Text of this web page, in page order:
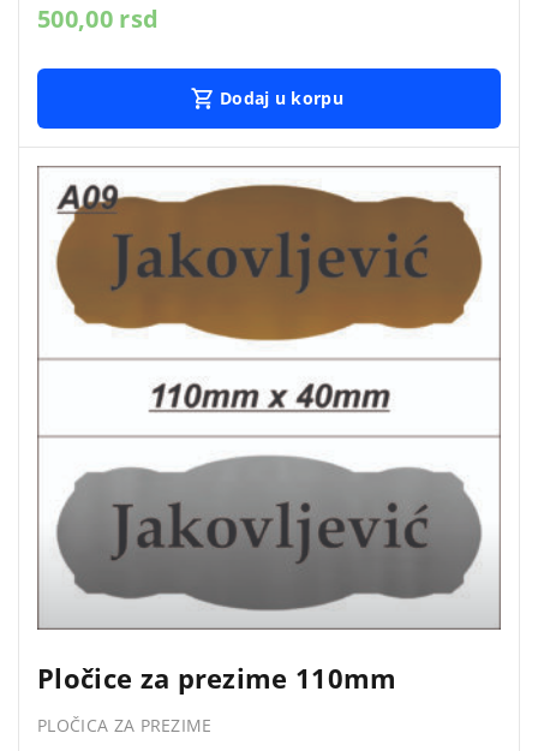
500,00 rsd
Dodaj u korpu
Pločice za prezime 110mm
PLOČICA ZA PREZIME